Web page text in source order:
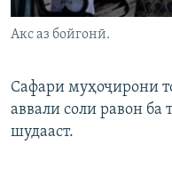
Акс аз бойгонӣ.
Сафари муҳоҷирони
аввали соли равон ба
шудааст.